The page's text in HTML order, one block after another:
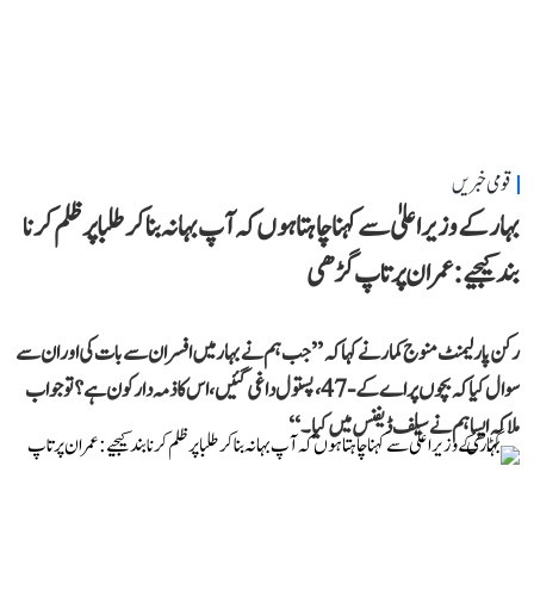
قومی خبریں
بہار کے وزیر اعلیٰ سے کہنا چاہتا ہوں کہ آپ بہانہ بنا کر طلبا پر ظلم کرنا
بند کیجیے: عمران پرتاپ گڑھی
رکن پارلیمنٹ منوج کمار نے کہا کہ ’’جب ہم نے بہار میں افسران سے بات کی اور ان سے
سوال کیا کہ بچوں پر اے کے-47، پستول داغی گئیں، اس کا ذمہ دار کون ہے؟ تو جواب
ملا کہ ایسا ہم نے سیلف ڈیفنس میں کیا۔‘‘